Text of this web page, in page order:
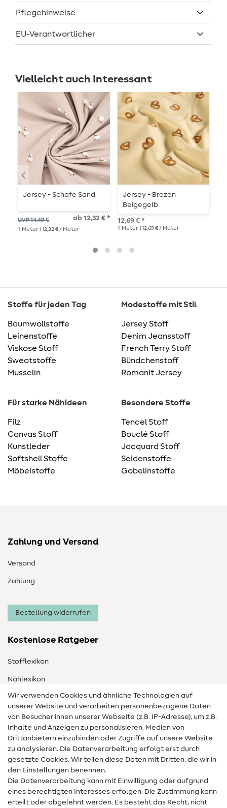
Pflegehinweise
EU-Verantwortlicher
Vielleicht auch Interessant
Jersey - Schafe Sand
UVP 14,49 € ab 12,32 € *
1 Meter | 12,32 € / Meter
Jersey - Brezen
Beigegelb
12,69 € *
1 Meter | 12,69 € / Meter
Stoffe für jeden Tag
Baumwollstoffe
Leinenstoffe
Viskose Stoff
Sweatstoffe
Musselin
Modestoffe mit Stil
Jersey Stoff
Denim Jeansstoff
French Terry Stoff
Bündchenstoff
Romanit Jersey
Für starke Nähideen
Filz
Canvas Stoff
Kunstleder
Softshell Stoffe
Möbelstoffe
Besondere Stoffe
Tencel Stoff
Bouclé Stoff
Jacquard Stoff
Seidenstoffe
Gobelinstoffe
Zahlung und Versand
Versand
Zahlung
Bestellung widerrufen
Kostenlose Ratgeber
Stofflexikon
Nählexikon
Nähanleitungen
Hilfe & Kontakt
Kontakt
Infos zum Betreiberwechsel
FAQ
Widerrufsrecht
Wir verwenden Cookies und ähnliche Technologien auf
unserer Website und verarbeiten personenbezogene Daten
von Besucher:innen unserer Webseite (z.B. IP-Adresse), um z.B.
Inhalte und Anzeigen zu personalisieren, Medien von
Drittanbietern einzubinden oder Zugriffe auf unsere Website
zu analysieren. Die Datenverarbeitung erfolgt erst durch
gesetzte Cookies. Wir teilen diese Daten mit Dritten, die wir in
den Einstellungen benennen.
Die Datenverarbeitung kann mit Einwilligung oder aufgrund
eines berechtigten Interesses erfolgen. Die Zustimmung kann
erteilt oder abgelehnt werden. Es besteht das Recht, nicht